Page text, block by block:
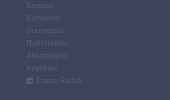
Κόσμος
Κοινωνία
Οικονομία
Πολιτισμός
Αθλητισμός
Αγγελίες
Ermis Radio